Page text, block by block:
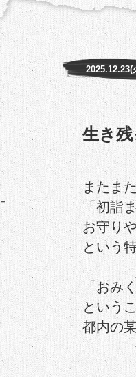
2025.12.23(
生き
またま
「初詣
お守り
という
「おみ
という
都内の